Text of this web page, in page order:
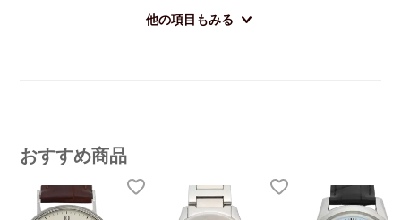
他の項目もみる
おすすめ商品